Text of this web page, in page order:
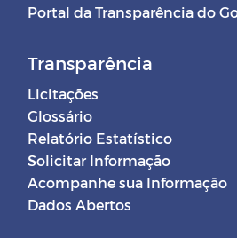
Portal da Transparência do
Transparência
Licitações
Glossário
Relatório Estatístico
Solicitar Informação
Acompanhe sua Informação
Dados Abertos